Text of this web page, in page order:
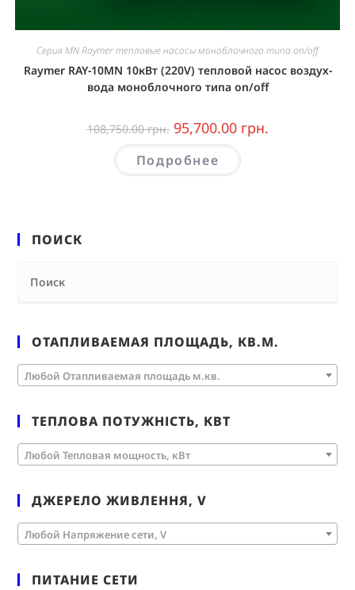
Серия MN Raymer тепловые насосы моноблочного типа on/off
Raymer RAY-10MN 10кВт (220V) тепловой насос воздух-
вода моноблочного типа on/off
108,750.00грн. 95,700.00 грн.
Подробнее
ПОИСК
ОТАПЛИВАЕМАЯ ПЛОЩАДЬ, КВ.М.
Любой Отапливаемая площадь м.кв.
ТЕПЛОВА ПОТУЖНІСТЬ, КВТ
Любой Тепловая мощность, кВт
ДЖЕРЕЛО ЖИВЛЕННЯ, V
Любой Напряжение сети, V
ПИТАНИЕ СЕТИ